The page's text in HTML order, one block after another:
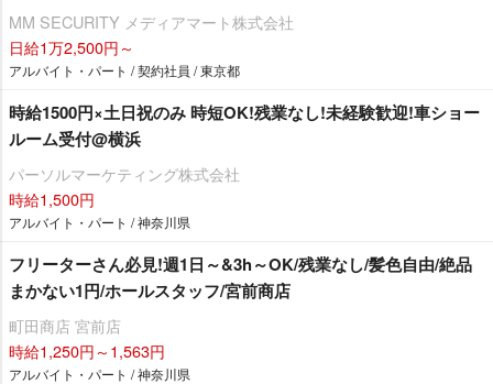
MM SECURITY メディアマート株式会社
日給1万2,500円～
アルバイト・パート / 契約社員 / 東京都
時給1500円×土日祝のみ 時短OK!残業なし!未経験歓迎!車ショー
ルーム受付@横浜
パーソルマーケティング株式会社
時給1,500円
アルバイト・パート / 神奈川県
フリーターさん必見!週1日～&3h～OK/残業なし/髪色自由/絶品
まかない1円/ホールスタッフ/宮前商店
町田商店 宮前店
時給1,250円～1,563円
アルバイト・パート / 神奈川県